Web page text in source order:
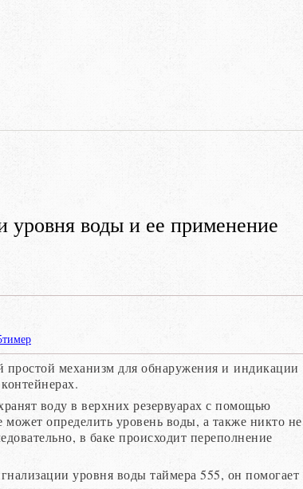
уровня воды и ее применение
простой механизм для обнаружения и индикации
воду в верхних резервуарах с помощью
может определить уровень воды, а также никто не
в баке происходит переполнение
уровня воды таймера 555, он помогает